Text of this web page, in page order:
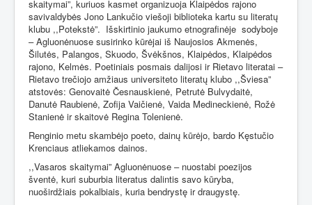
skaitymai”, kuriuos kasmet organizuoja Klaipėdos rajono
savivaldybės Jono Lankučio viešoji biblioteka kartu su literatų
klubu ,,Potekstė”. Išskirtinio jaukumo etnografinėje sodyboje
– Agluonėnuose susirinko kūrėjai iš Naujosios Akmenės,
Šilutės, Palangos, Skuodo, Švėkšnos, Klaipėdos, Klaipėdos
rajono, Kelmės. Poetiniais posmais dalijosi ir Rietavo literatai –
Rietavo trečiojo amžiaus universiteto literatų klubo ,,Šviesa”
atstovės: Genovaitė Česnauskienė, Petrutė Bulvydaitė,
Danutė Raubienė, Zofija Vaičienė, Vaida Medineckienė, Rožė
Stanienė ir skaitovė Regina Tolenienė.
Renginio metu skambėjo poeto, dainų kūrėjo, bardo Kęstučio
Krenciaus atliekamos dainos.
,,Vasaros skaitymai” Agluonėnuose – nuostabi poezijos
šventė, kuri suburbia literatus dalintis savo kūryba,
nuoširdžiais pokalbiais, kuria bendrystę ir draugystę.